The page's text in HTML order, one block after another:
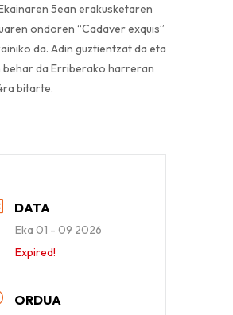
5ean erakusketaren
ondoren “Cadaver exquis”
da. Adin guztientzat da eta
behar da Erriberako harreran
bitarte.
DATA
Eka 01 - 09 2026
Expired!
ORDUA